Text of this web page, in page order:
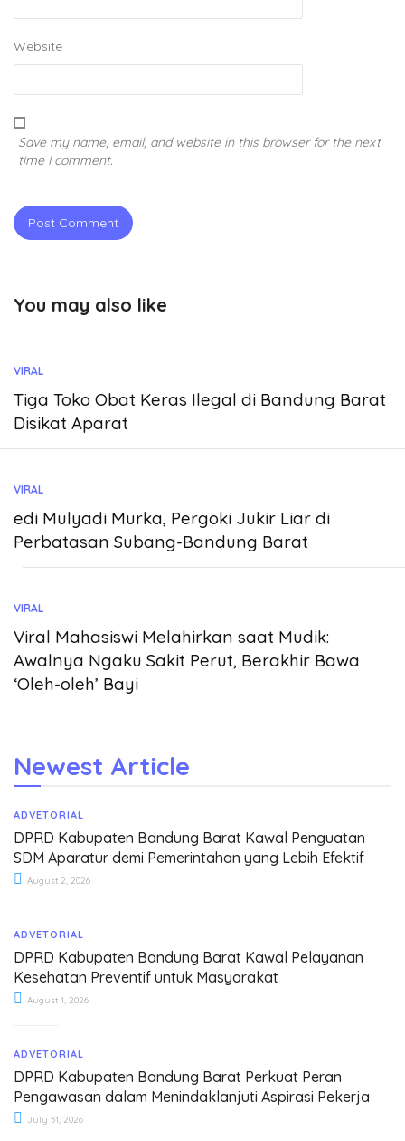
Website
Save my name, email, and website in this browser for the next
time I comment.
You may also like
VIRAL
Tiga Toko Obat Keras Ilegal di Bandung Barat
Disikat Aparat
VIRAL
edi Mulyadi Murka, Pergoki Jukir Liar di
Perbatasan Subang-Bandung Barat
VIRAL
Viral Mahasiswi Melahirkan saat Mudik:
Awalnya Ngaku Sakit Perut, Berakhir Bawa
‘Oleh-oleh’ Bayi
Newest Article
ADVETORIAL
DPRD Kabupaten Bandung Barat Kawal Penguatan
SDM Aparatur demi Pemerintahan yang Lebih Efektif
August 2, 2026
ADVETORIAL
DPRD Kabupaten Bandung Barat Kawal Pelayanan
Kesehatan Preventif untuk Masyarakat
August 1, 2026
ADVETORIAL
DPRD Kabupaten Bandung Barat Perkuat Peran
Pengawasan dalam Menindaklanjuti Aspirasi Pekerja
July 31, 2026